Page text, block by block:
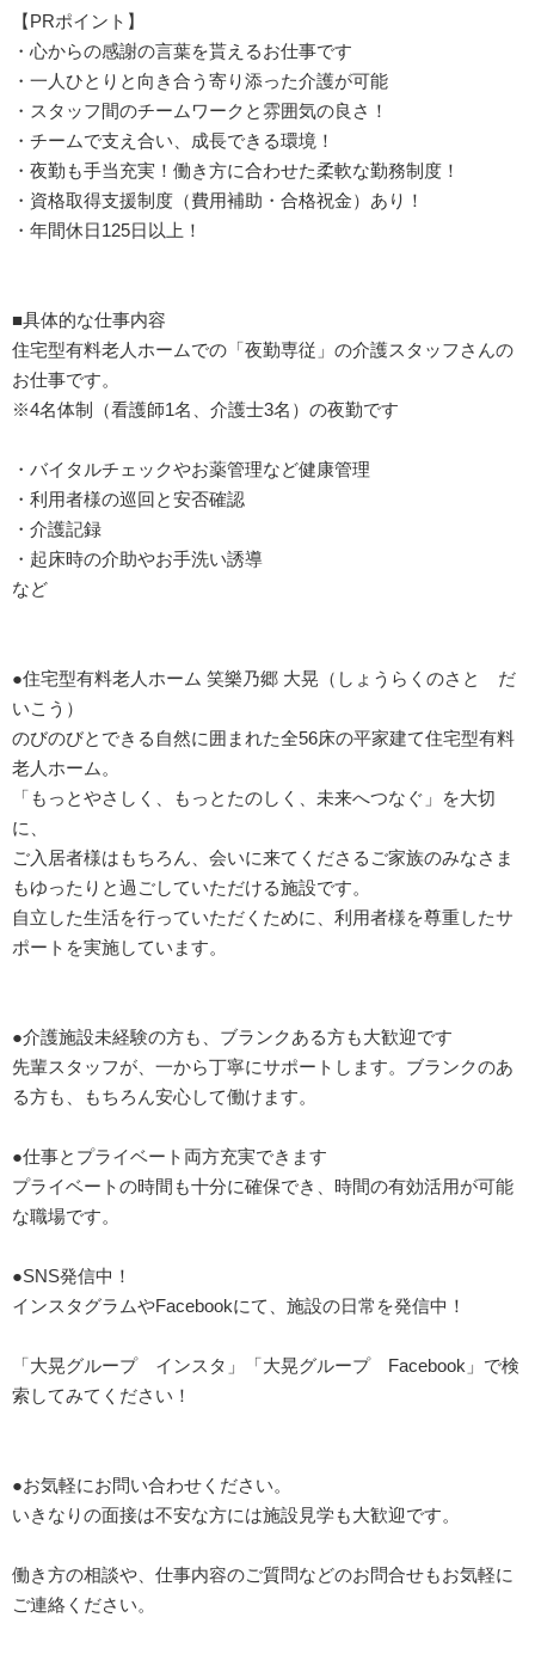
【PRポイント】
・心からの感謝の言葉を貰えるお仕事です
・一人ひとりと向き合う寄り添った介護が可能
・スタッフ間のチームワークと雰囲気の良さ！
・チームで支え合い、成長できる環境！
・夜勤も手当充実！働き方に合わせた柔軟な勤務制度！
・資格取得支援制度（費用補助・合格祝金）あり！
・年間休日125日以上！
■具体的な仕事内容
住宅型有料老人ホームでの「夜勤専従」の介護スタッフさんの
お仕事です。
※4名体制（看護師1名、介護士3名）の夜勤です
・バイタルチェックやお薬管理など健康管理
・利用者様の巡回と安否確認
・介護記録
・起床時の介助やお手洗い誘導
など
●住宅型有料老人ホーム 笑樂乃郷 大晃（しょうらくのさと だ
いこう）
のびのびとできる自然に囲まれた全56床の平家建て住宅型有料
老人ホーム。
「もっとやさしく、もっとたのしく、未来へつなぐ」を大切
に、
ご入居者様はもちろん、会いに来てくださるご家族のみなさま
もゆったりと過ごしていただける施設です。
自立した生活を行っていただくために、利用者様を尊重したサ
ポートを実施しています。
●介護施設未経験の方も、ブランクある方も大歓迎です
先輩スタッフが、一から丁寧にサポートします。ブランクのあ
る方も、もちろん安心して働けます。
●仕事とプライベート両方充実できます
プライベートの時間も十分に確保でき、時間の有効活用が可能
な職場です。
●SNS発信中！
インスタグラムやFacebookにて、施設の日常を発信中！
「大晃グループ インスタ」「大晃グループ Facebook」で検
索してみてください！
●お気軽にお問い合わせください。
いきなりの面接は不安な方には施設見学も大歓迎です。
働き方の相談や、仕事内容のご質問などのお問合せもお気軽に
ご連絡ください。